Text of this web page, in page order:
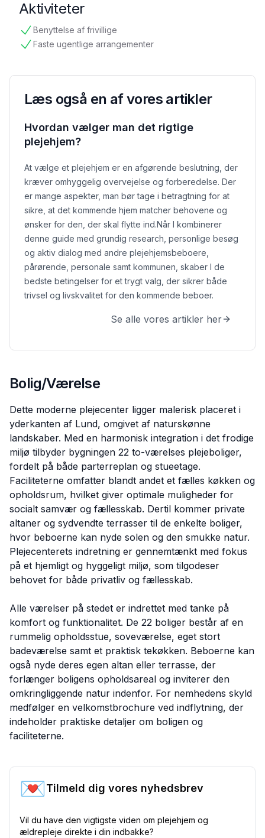
Aktiviteter
Benyttelse af frivillige
tilgængelig
Faste ugentlige arrangementer
tilgængelig
Læs også en af vores artikler
Hvordan vælger man det rigtige
plejehjem?
At vælge et plejehjem er en afgørende beslutning, der
kræver omhyggelig overvejelse og forberedelse. Der
er mange aspekter, man bør tage i betragtning for at
sikre, at det kommende hjem matcher behovene og
ønsker for den, der skal flytte ind.Når I kombinerer
denne guide med grundig research, personlige besøg
og aktiv dialog med andre plejehjemsbeboere,
pårørende, personale samt kommunen, skaber I de
bedste betingelser for et trygt valg, der sikrer både
trivsel og livskvalitet for den kommende beboer.
Se alle vores artikler her
Bolig/Værelse
Dette moderne plejecenter ligger malerisk placeret i
yderkanten af Lund, omgivet af naturskønne
landskaber. Med en harmonisk integration i det frodige
miljø tilbyder bygningen 22 to-værelses plejeboliger,
fordelt på både parterreplan og stueetage.
Faciliteterne omfatter blandt andet et fælles køkken og
opholdsrum, hvilket giver optimale muligheder for
socialt samvær og fællesskab. Dertil kommer private
altaner og sydvendte terrasser til de enkelte boliger,
hvor beboerne kan nyde solen og den smukke natur.
Plejecenterets indretning er gennemtænkt med fokus
på et hjemligt og hyggeligt miljø, som tilgodeser
behovet for både privatliv og fællesskab.
Alle værelser på stedet er indrettet med tanke på
komfort og funktionalitet. De 22 boliger består af en
rummelig opholdsstue, soveværelse, eget stort
badeværelse samt et praktisk tekøkken. Beboerne kan
også nyde deres egen altan eller terrasse, der
forlænger boligens opholdsareal og inviterer den
omkringliggende natur indenfor. For nemhedens skyld
medfølger en velkomstbrochure ved indflytning, der
indeholder praktiske detaljer om boligen og
faciliteterne.
💌Tilmeld dig vores nyhedsbrev
Vil du have den vigtigste viden om plejehjem og
ældrepleje direkte i din indbakke?